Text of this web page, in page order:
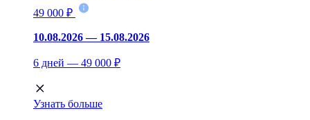
49 000 ₽
10.08.2026 — 15.08.2026
6 дней — 49 000 ₽
Узнать больше